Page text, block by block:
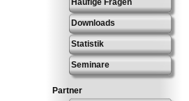
Downloads
Statistik
Seminare
Partner